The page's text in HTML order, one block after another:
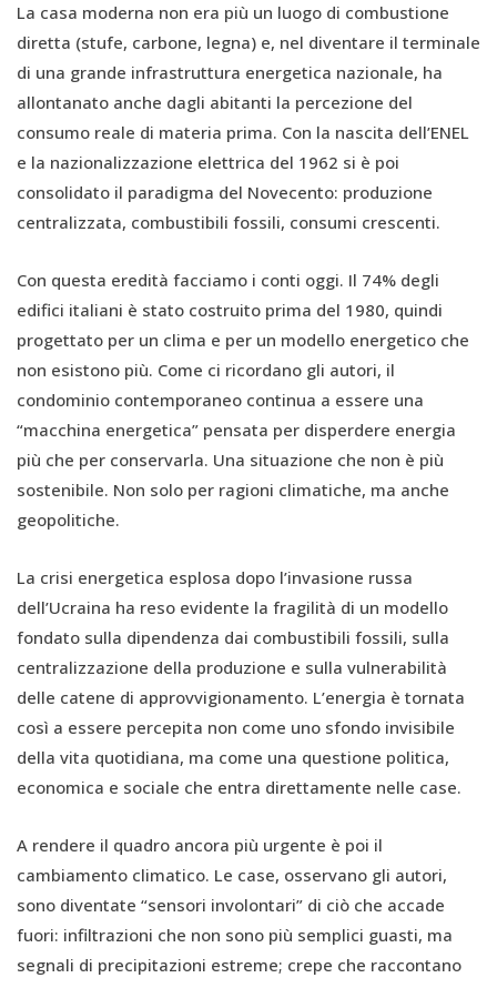
La casa moderna non era più un luogo di combustione
diretta (stufe, carbone, legna) e, nel diventare il terminale
di una grande infrastruttura energetica nazionale, ha
allontanato anche dagli abitanti la percezione del
consumo reale di materia prima. Con la nascita dell’ENEL
e la nazionalizzazione elettrica del 1962 si è poi
consolidato il paradigma del Novecento: produzione
centralizzata, combustibili fossili, consumi crescenti.
Con questa eredità facciamo i conti oggi. Il 74% degli
edifici italiani è stato costruito prima del 1980, quindi
progettato per un clima e per un modello energetico che
non esistono più. Come ci ricordano gli autori, il
condominio contemporaneo continua a essere una
“macchina energetica” pensata per disperdere energia
più che per conservarla. Una situazione che non è più
sostenibile. Non solo per ragioni climatiche, ma anche
geopolitiche.
La crisi energetica esplosa dopo l’invasione russa
dell’Ucraina ha reso evidente la fragilità di un modello
fondato sulla dipendenza dai combustibili fossili, sulla
centralizzazione della produzione e sulla vulnerabilità
delle catene di approvvigionamento. L’energia è tornata
così a essere percepita non come uno sfondo invisibile
della vita quotidiana, ma come una questione politica,
economica e sociale che entra direttamente nelle case.
A rendere il quadro ancora più urgente è poi il
cambiamento climatico. Le case, osservano gli autori,
sono diventate “sensori involontari” di ciò che accade
fuori: infiltrazioni che non sono più semplici guasti, ma
segnali di precipitazioni estreme; crepe che raccontano